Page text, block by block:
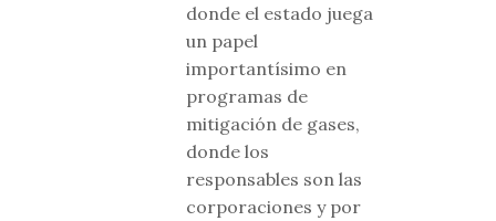
donde el estado juega
un papel
importantísimo en
programas de
mitigación de gases,
donde los
responsables son las
corporaciones y por